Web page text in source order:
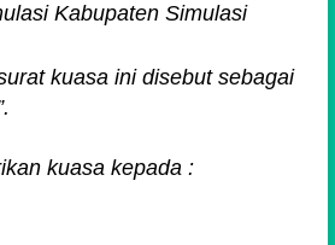
Kabupaten Simulasi
kuasa ini disebut sebagai
kuasa kepada :